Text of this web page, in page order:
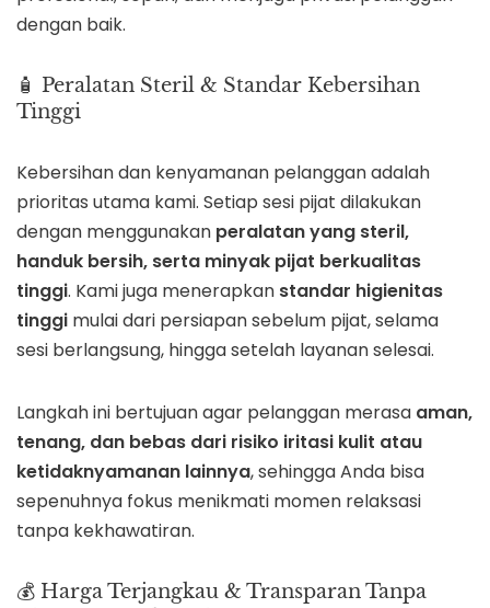
dengan baik.
🧴 Peralatan Steril & Standar Kebersihan
Tinggi
Kebersihan dan kenyamanan pelanggan adalah
prioritas utama kami. Setiap sesi pijat dilakukan
dengan menggunakan peralatan yang steril,
handuk bersih, serta minyak pijat berkualitas
tinggi. Kami juga menerapkan standar higienitas
tinggi mulai dari persiapan sebelum pijat, selama
sesi berlangsung, hingga setelah layanan selesai.
Langkah ini bertujuan agar pelanggan merasa aman,
tenang, dan bebas dari risiko iritasi kulit atau
ketidaknyamanan lainnya, sehingga Anda bisa
sepenuhnya fokus menikmati momen relaksasi
tanpa kekhawatiran.
💰 Harga Terjangkau & Transparan Tanpa